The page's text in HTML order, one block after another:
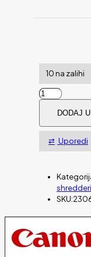
10 na zalihi
Shredder
Dahle
PaperSafe
23060,6
listova,P2,11l
količina
DODAJ
Uporedi
shredderi
SKU: